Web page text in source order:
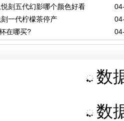
刻五代幻影哪个颜色好看
一代柠檬茶停产
在哪买?
数
数